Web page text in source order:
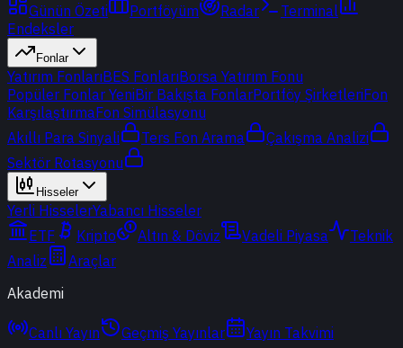
Günün Özeti Portföyüm Radar
Terminal
Endeksler
Fonlar
Yatırım FonlarıBES FonlarıBorsa Yatırım Fonu
Popüler Fonlar YeniBir Bakışta FonlarPortföy ŞirketleriFon
KarşılaştırmaFon Simülasyonu
Akıllı Para Sinyali
Ters Fon Arama
Çakışma Analizi
Sektör Rotasyonu
Hisseler
Yerli HisselerYabancı Hisseler
ETF
Kripto Altın & Döviz Vadeli Piyasa
Teknik
Analiz
Araçlar
Akademi
Canlı Yayın Geçmiş Yayınlar
Yayın Takvimi